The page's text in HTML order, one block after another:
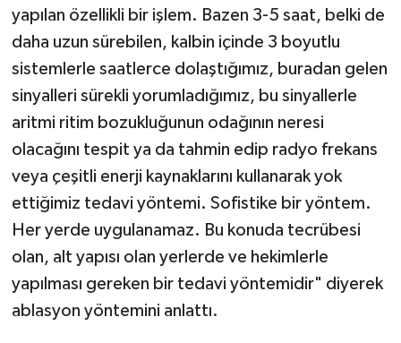
yapılan özellikli bir işlem. Bazen 3-5 saat, belki de
daha uzun sürebilen, kalbin içinde 3 boyutlu
sistemlerle saatlerce dolaştığımız, buradan gelen
sinyalleri sürekli yorumladığımız, bu sinyallerle
aritmi ritim bozukluğunun odağının neresi
olacağını tespit ya da tahmin edip radyo frekans
veya çeşitli enerji kaynaklarını kullanarak yok
ettiğimiz tedavi yöntemi. Sofistike bir yöntem.
Her yerde uygulanamaz. Bu konuda tecrübesi
olan, alt yapısı olan yerlerde ve hekimlerle
yapılması gereken bir tedavi yöntemidir" diyerek
ablasyon yöntemini anlattı.